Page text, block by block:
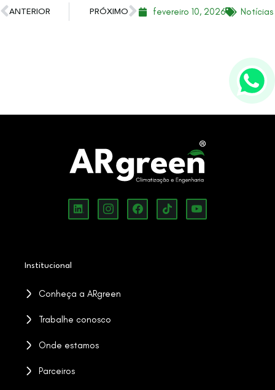
ANTERIOR PRÓXIMO fevereiro 10, 2026 Notícias
Institucional
Conheça a ARgreen
Trabalhe conosco
Onde estamos
Parceiros